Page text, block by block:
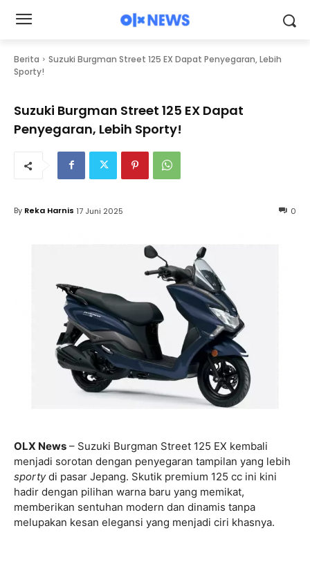
Berita
Suzuki Burgman Street 125 EX Dapat Penyegaran, Lebih
Sporty!
Suzuki Burgman Street 125 EX Dapat
Penyegaran, Lebih Sporty!
0
By Reka Harnis 17 Juni 2025
OLX News – Suzuki Burgman Street 125 EX kembali
menjadi sorotan dengan penyegaran tampilan yang lebih
sportydi pasar Jepang. Skutik premium 125 cc ini kini
hadir dengan pilihan warna baru yang memikat,
memberikan sentuhan modern dan dinamis tanpa
melupakan kesan elegansi yang menjadi ciri khasnya.